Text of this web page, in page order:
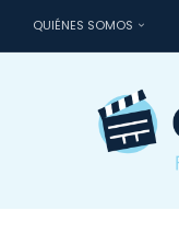
QUIÉNES SOMOS